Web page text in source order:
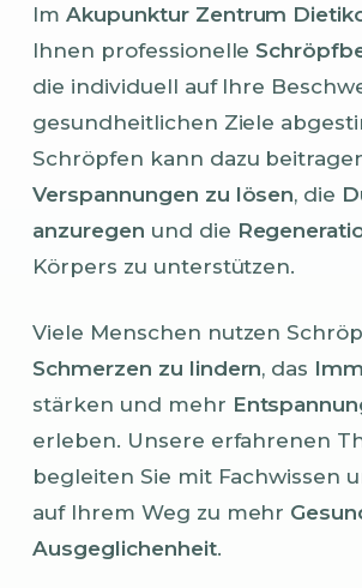
Im Akupunktur Zentrum
Ihnen professionelle
die individuell auf Ihre
gesundheitlichen Ziele
Schröpfen kann dazu
Verspannungen zu lösen, die
anzuregen und die
Körpers zu unterstützen.
Viele Menschen nutzen
Schmerzen zu lindern, das
stärken und mehr
erleben. Unsere erfahrenen
begleiten Sie mit Fachwissen
auf Ihrem Weg zu mehr
Ausgeglichenheit.